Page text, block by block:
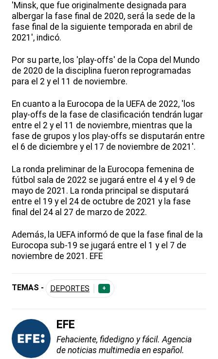
'Minsk, que fue originalmente designada para
albergar la fase final de 2020, será la sede de la
fase final de la siguiente temporada en abril de
2021', indicó.
Por su parte, los 'play-offs' de la Copa del Mundo
de 2020 de la disciplina fueron reprogramadas
para el 2 y el 11 de noviembre.
En cuanto a la Eurocopa de la UEFA de 2022, 'los
play-offs de la fase de clasificación tendrán lugar
entre el 2 y el 11 de noviembre, mientras que la
fase de grupos y los play-offs se disputarán entre
el 6 de diciembre y el 17 de noviembre de 2021'.
La ronda preliminar de la Eurocopa femenina de
fútbol sala de 2022 se jugará entre el 4 y el 9 de
mayo de 2021. La ronda principal se disputará
entre el 19 y el 24 de octubre de 2021 y la fase
final del 24 al 27 de marzo de 2022.
Además, la UEFA informó de que la fase final de la
Eurocopa sub-19 se jugará entre el 1 y el 7 de
noviembre de 2021. EFE
TEMAS - DEPORTES +
EFE
Fehaciente, fidedigno y fácil. Agencia
de noticias multimedia en español.